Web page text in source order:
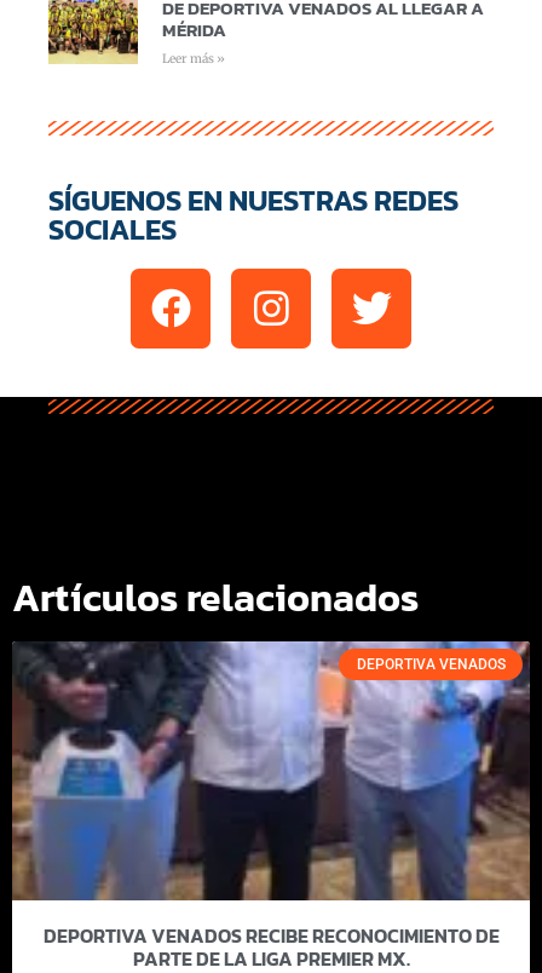
DE DEPORTIVA VENADOS AL LLEGAR A
MÉRIDA
Leer más »
SÍGUENOS EN NUESTRAS REDES
SOCIALES
Artículos relacionados
DEPORTIVA VENADOS
DEPORTIVA VENADOS RECIBE RECONOCIMIENTO DE
PARTE DE LA LIGA PREMIER MX.